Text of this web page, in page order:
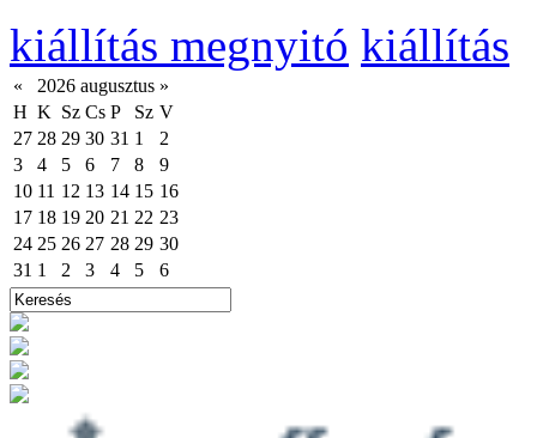
kiállítás megnyitó kiállítás
« 2026 augusztus »
H K Sz Cs P Sz V
27 28 29 30 31 1
2
3
4 5 6 7 8
9
10 11 12 13 14 15 16
17 18 19 20 21 22 23
24 25 26 27 28 29 30
31 1 2 3 4 5 6